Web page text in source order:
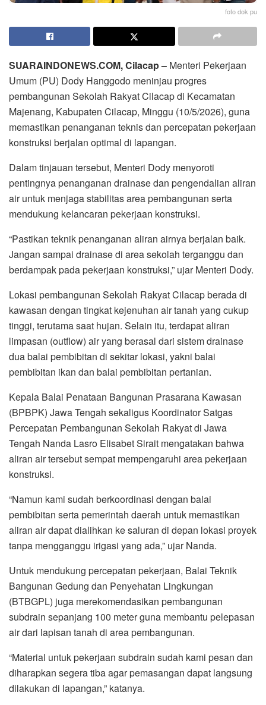
foto dok pu
SUARAINDONEWS.COM, Cilacap – Menteri Pekerjaan
Umum (PU) Dody Hanggodo meninjau progres
pembangunan Sekolah Rakyat Cilacap di Kecamatan
Majenang, Kabupaten Cilacap, Minggu (10/5/2026), guna
memastikan penanganan teknis dan percepatan pekerjaan
konstruksi berjalan optimal di lapangan.
Dalam tinjauan tersebut, Menteri Dody menyoroti
pentingnya penanganan drainase dan pengendalian aliran
air untuk menjaga stabilitas area pembangunan serta
mendukung kelancaran pekerjaan konstruksi.
“Pastikan teknik penanganan aliran airnya berjalan baik.
Jangan sampai drainase di area sekolah terganggu dan
berdampak pada pekerjaan konstruksi,” ujar Menteri Dody.
Lokasi pembangunan Sekolah Rakyat Cilacap berada di
kawasan dengan tingkat kejenuhan air tanah yang cukup
tinggi, terutama saat hujan. Selain itu, terdapat aliran
limpasan (outflow) air yang berasal dari sistem drainase
dua balai pembibitan di sekitar lokasi, yakni balai
pembibitan ikan dan balai pembibitan pertanian.
Kepala Balai Penataan Bangunan Prasarana Kawasan
(BPBPK) Jawa Tengah sekaligus Koordinator Satgas
Percepatan Pembangunan Sekolah Rakyat di Jawa
Tengah Nanda Lasro Elisabet Sirait mengatakan bahwa
aliran air tersebut sempat mempengaruhi area pekerjaan
konstruksi.
“Namun kami sudah berkoordinasi dengan balai
pembibitan serta pemerintah daerah untuk memastikan
aliran air dapat dialihkan ke saluran di depan lokasi proyek
tanpa mengganggu irigasi yang ada,” ujar Nanda.
Untuk mendukung percepatan pekerjaan, Balai Teknik
Bangunan Gedung dan Penyehatan Lingkungan
(BTBGPL) juga merekomendasikan pembangunan
subdrain sepanjang 100 meter guna membantu pelepasan
air dari lapisan tanah di area pembangunan.
“Material untuk pekerjaan subdrain sudah kami pesan dan
diharapkan segera tiba agar pemasangan dapat langsung
dilakukan di lapangan,” katanya.